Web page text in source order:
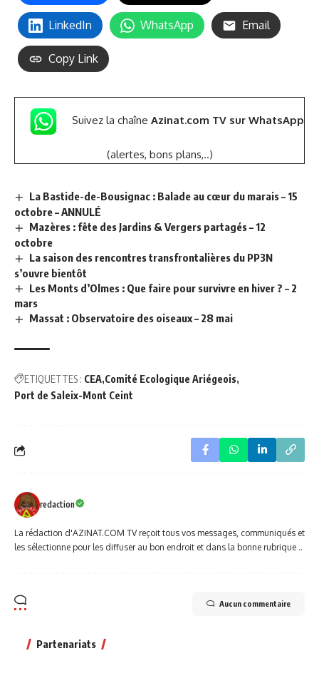
LinkedIn WhatsApp Email
Copy Link
Suivez la chaîne Azinat.com TV sur WhatsApp
(alertes, bons plans,..)
La Bastide-de-Bousignac : Balade au cœur du marais – 15
octobre – ANNULÉ
Mazères : fête des Jardins & Vergers partagés – 12
octobre
La saison des rencontres transfrontalières du PP3N
s’ouvre bientôt
Les Monts d’Olmes : Que faire pour survivre en hiver ? – 2
mars
Massat : Observatoire des oiseaux – 28 mai
ETIQUETTES : CEA Comité Ecologique Ariégeois
Port de Saleix-Mont Ceint
redaction
La rédaction d'AZINAT.COM TV reçoit tous vos messages, communiqués et
les sélectionne pour les diffuser au bon endroit et dans la bonne rubrique ..
Aucun commentaire
Partenariats